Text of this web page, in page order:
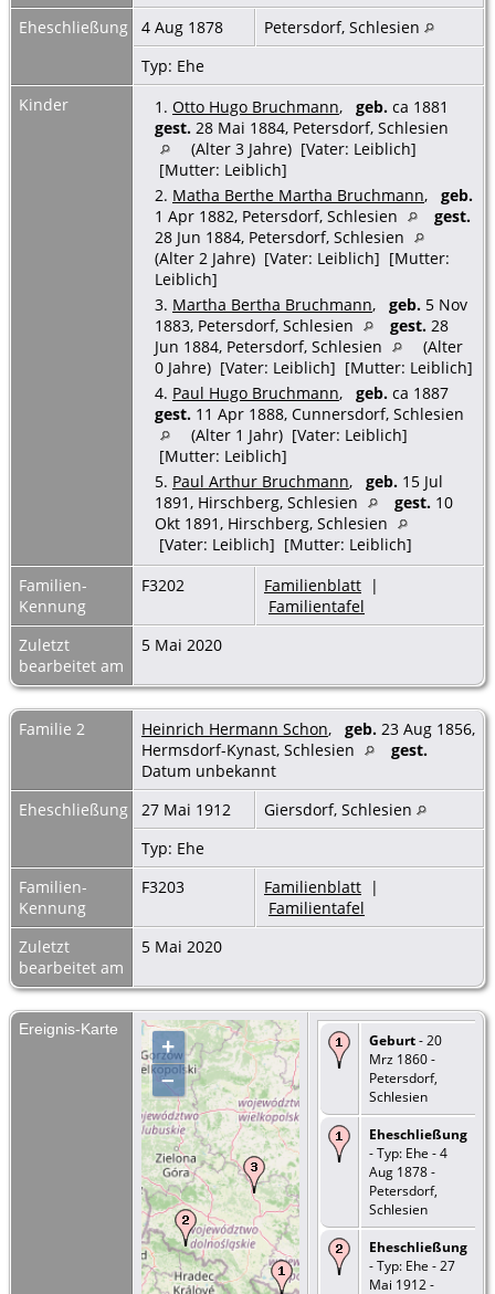
Eheschließung
4 Aug 1878
Petersdorf, Schlesien
Typ: Ehe
Kinder
1. Otto Hugo Bruchmann, geb. ca 1881
gest. 28 Mai 1884, Petersdorf, Schlesien
(Alter 3 Jahre) [Vater: Leiblich]
[Mutter: Leiblich]
2. Matha Berthe Martha Bruchmann, geb.
1 Apr 1882, Petersdorf, Schlesien
gest.
28 Jun 1884, Petersdorf, Schlesien
(Alter 2 Jahre) [Vater: Leiblich] [Mutter:
Leiblich]
3. Martha Bertha Bruchmann, geb. 5 Nov
1883, Petersdorf, Schlesien
gest. 28
Jun 1884, Petersdorf, Schlesien
(Alter
0 Jahre) [Vater: Leiblich] [Mutter: Leiblich]
4. Paul Hugo Bruchmann, geb. ca 1887
gest. 11 Apr 1888, Cunnersdorf, Schlesien
(Alter 1 Jahr) [Vater: Leiblich]
[Mutter: Leiblich]
5. Paul Arthur Bruchmann, geb. 15 Jul
1891, Hirschberg, Schlesien
gest. 10
Okt 1891, Hirschberg, Schlesien
[Vater: Leiblich] [Mutter: Leiblich]
Familien-
Kennung
F3202 Familienblatt |
Familientafel
Zuletzt
bearbeitet am
5 Mai 2020
Familie 2 Heinrich Hermann Schon, geb. 23 Aug 1856,
Hermsdorf-Kynast, Schlesien
gest.
Datum unbekannt
Eheschließung
27 Mai 1912
Giersdorf, Schlesien
Typ: Ehe
Familien-
Kennung
F3203 Familienblatt |
Familientafel
Zuletzt
bearbeitet am
5 Mai 2020
Ereignis-Karte
+
–
Geburt- 20
Mrz 1860 -
Petersdorf,
Schlesien
Eheschließung
- Typ: Ehe - 4
Aug 1878 -
Petersdorf,
Schlesien
Eheschließung
- Typ: Ehe - 27
Mai 1912 -